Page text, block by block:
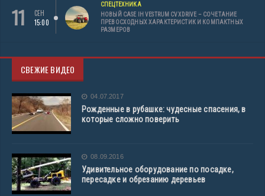
11
СЕН
15:00
СПЕЦТЕХНИКА
НОВЫЙ CASE IH VESTRUM CVXDRIVE – СОЧЕТАНИЕ
ПРЕВОСХОДНЫХ ХАРАКТЕРИСТИК И КОМПАКТНЫХ
РАЗМЕРОВ
СВЕЖИЕ ВИДЕО
04.07.2017
Рожденные в рубашке: чудесные спасения, в
которые сложно поверить
08.09.2016
Удивительное оборудование по посадке,
пересадке и обрезанию деревьев